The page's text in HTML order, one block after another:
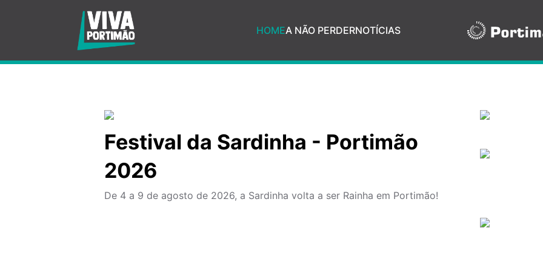
Saltar para o conteúdo principal HOMEA NÃO PERDERNOTÍCIAS
Festival da Sardinha - Portimão
2026
De 4 a 9 de agosto de 2026, a Sardinha volta a ser Rainha em Portimão!